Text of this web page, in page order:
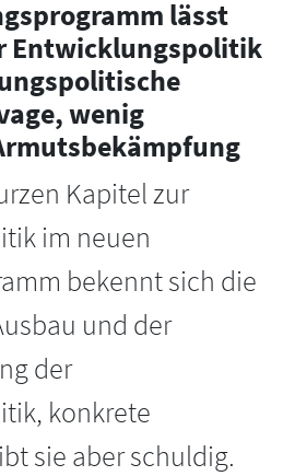
lässt
Entwicklungspolitik
wenig
Kapitel zur
im neuen
bekennt sich die
und der
der
konkrete
sie aber schuldig.